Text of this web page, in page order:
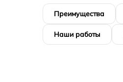
Преимущества
Наши работы